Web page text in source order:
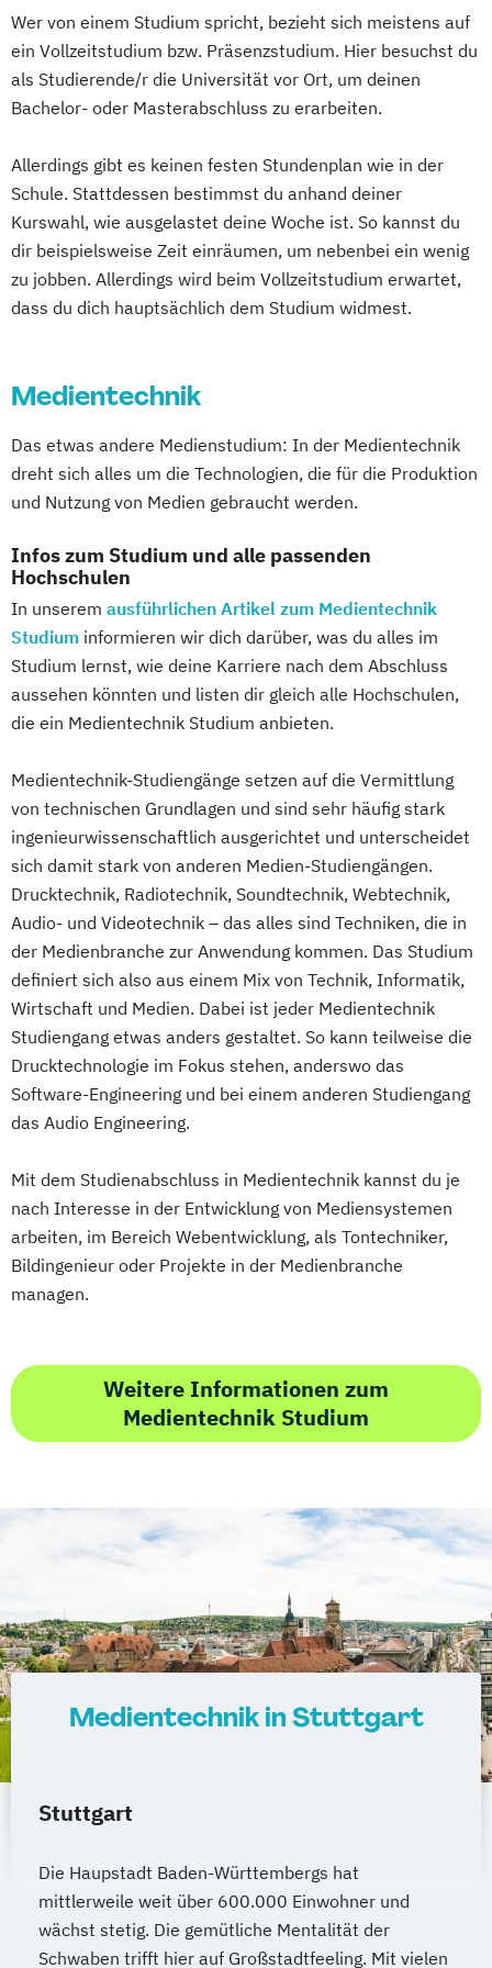
Medieninformatik Medienmanagement
Medienwirtschaft
Mobile Medien
Online-Medien-Management
Print-Media-Management
Unternehmenskommunikation
Werbung und Marktkommunikation
Wirtschaftsinformatik und digitale Medien
Wer von einem Studium spricht, bezieht sich meistens auf
ein Vollzeitstudium bzw. Präsenzstudium. Hier besuchst du
als Studierende/r die Universität vor Ort, um deinen
Bachelor- oder Masterabschluss zu erarbeiten.
Allerdings gibt es keinen festen Stundenplan wie in der
Schule. Stattdessen bestimmst du anhand deiner
Kurswahl, wie ausgelastet deine Woche ist. So kannst du
dir beispielsweise Zeit einräumen, um nebenbei ein wenig
zu jobben. Allerdings wird beim Vollzeitstudium erwartet,
dass du dich hauptsächlich dem Studium widmest.
Medientechnik
Das etwas andere Medienstudium: In der Medientechnik
dreht sich alles um die Technologien, die für die Produktion
und Nutzung von Medien gebraucht werden.
Infos zum Studium und alle passenden
Hochschulen
In unserem ausführlichen Artikel zum Medientechnik
Studium informieren wir dich darüber, was du alles im
Studium lernst, wie deine Karriere nach dem Abschluss
aussehen könnten und listen dir gleich alle Hochschulen,
die ein Medientechnik Studium anbieten.
Medientechnik-Studiengänge setzen auf die Vermittlung
von technischen Grundlagen und sind sehr häufig stark
ingenieurwissenschaftlich ausgerichtet und unterscheidet
sich damit stark von anderen Medien-Studiengängen.
Drucktechnik, Radiotechnik, Soundtechnik, Webtechnik,
Audio- und Videotechnik – das alles sind Techniken, die in
der Medienbranche zur Anwendung kommen. Das Studium
definiert sich also aus einem Mix von Technik, Informatik,
Wirtschaft und Medien. Dabei ist jeder Medientechnik
Studiengang etwas anders gestaltet. So kann teilweise die
Drucktechnologie im Fokus stehen, anderswo das
Software-Engineering und bei einem anderen Studiengang
das Audio Engineering.
Mit dem Studienabschluss in Medientechnik kannst du je
nach Interesse in der Entwicklung von Mediensystemen
arbeiten, im Bereich Webentwicklung, als Tontechniker,
Bildingenieur oder Projekte in der Medienbranche
managen.
Weitere Informationen zum
Medientechnik Studium
Medientechnik in Stuttgart
Stuttgart
Die Haupstadt Baden-Württembergs hat
mittlerweile weit über 600.000 Einwohner und
wächst stetig. Die gemütliche Mentalität der
Schwaben trifft hier auf Großstadtfeeling. Mit vielen